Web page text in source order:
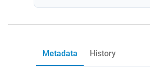
Metadata History